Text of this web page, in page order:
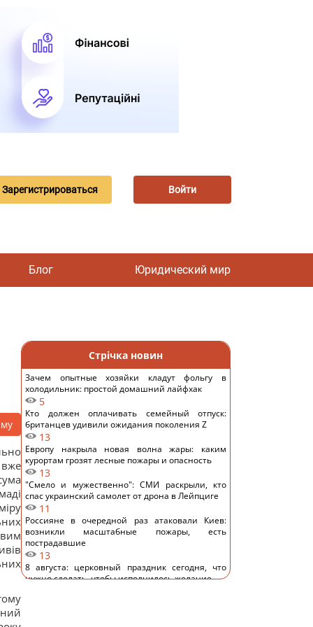
Зарегистрироваться Войти
Блог Юридический мир
вже
Стрічка новин
Зачем опытные хозяйки кладут фольгу в
холодильник: простой домашний лайфхак
5
Кто должен оплачивать семейный отпуск:
британцев удивили ожидания поколения Z
13
Европу накрыла новая волна жары: каким
курортам грозят лесные пожары и опасность
13
"Смело и мужественно": СМИ раскрыли, кто
спас украинский самолет от дрона в Лейпциге
11
Россияне в очередной раз атаковали Киев:
возникли масштабные пожары, есть
пострадавшие
13
8 августа: церковный праздник сегодня, что
нужно сделать, чтобы исполнилось желание